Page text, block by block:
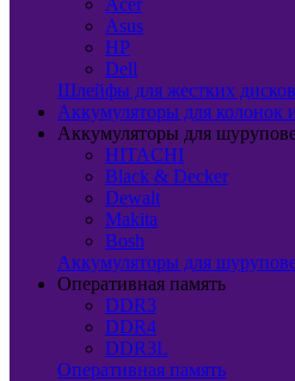
Acer
Asus
HP
Dell
Шлейфы для жестких дисков
Аккумуляторы для колонок
Аккумуляторы для
HITACHI
Black & Decker
Dewalt
Makita
Bosh
Аккумуляторы для
Оперативная память
DDR3
DDR4
DDR3L
Оперативная память